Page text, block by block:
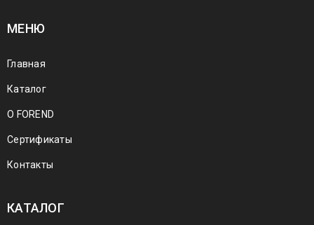
МЕНЮ
Главная
Каталог
О FOREND
Сертификаты
Контакты
КАТАЛОГ